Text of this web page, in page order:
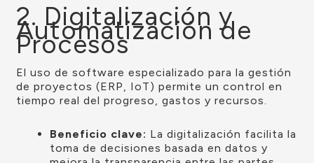
2. Digitalización y
Automatización de
Procesos
El uso de software especializado para la gestión
de proyectos (ERP, IoT) permite un control en
tiempo real del progreso, gastos y recursos.
Beneficio clave: La digitalización facilita la
toma de decisiones basada en datos y